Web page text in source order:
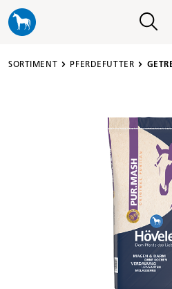
springen
SORTIMENT PFERDEFUTTER